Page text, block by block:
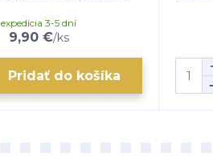
9,90 €/ks
expedícia 3-5 dní
Pridať do košíka